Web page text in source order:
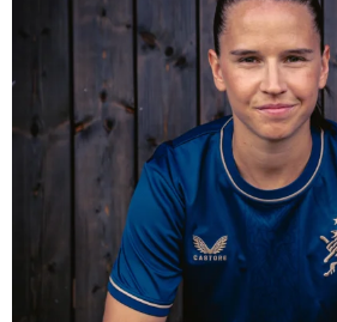
Some anniversaries
291
5